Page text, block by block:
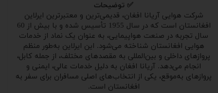
✅ توضیحات
شرکت هوایی آریانا افغان، قدیمی‌ترین و معتبرترین ایرلاین
افغانستان است که در سال 1955 تأسیس شده و با بیش از 60
سال تجربه در صنعت هواپیمایی، به عنوان یک نماد از خدمات
هوایی افغانستان شناخته می‌شود. این ایرلاین به‌طور منظم
پروازهای داخلی و بین‌المللی به مقصدهای مختلف، از جمله کابل،
انجام می‌دهد. آریانا افغان به دلیل خدمات عالی، ایمنی و
پروازهای به‌موقع، یکی از انتخاب‌های اصلی مسافران برای سفر به
افغانستان است.